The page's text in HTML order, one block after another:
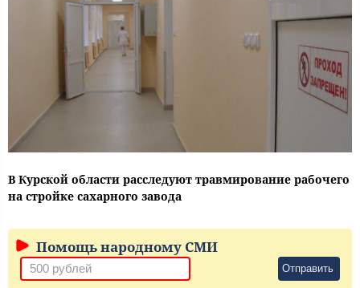
В Курской области расследуют травмирование рабочего
на стройке сахарного завода
Помощь народному СМИ
Отправить